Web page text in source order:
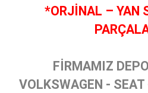
*ORJİNAL – YAN
FİRMAMIZ
VOLKSWAGEN -